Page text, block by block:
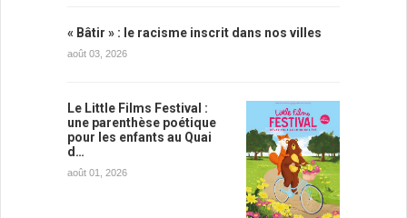
« Bâtir » : le racisme inscrit dans nos villes
août 03, 2026
Le Little Films Festival :
une parenthèse poétique
pour les enfants au Quai
d…
août 01, 2026